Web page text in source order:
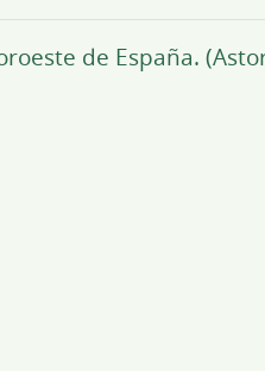
de España.